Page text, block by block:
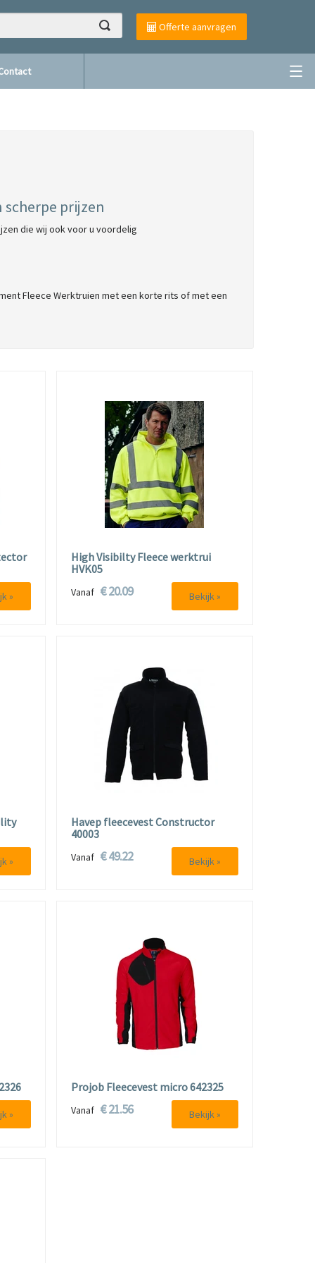
Offerte aanvragen
prijzen
die wij ook voor u voordelig
Fleece Werktruien met een korte rits of met een
»
High Visibilty Fleece werktrui
HVK05
Vanaf € 20.09 Bekijk »
»
Havep fleecevest Constructor
40003
Vanaf € 49.22 Bekijk »
»
Projob Fleecevest micro 642325
Vanaf € 21.56 Bekijk »